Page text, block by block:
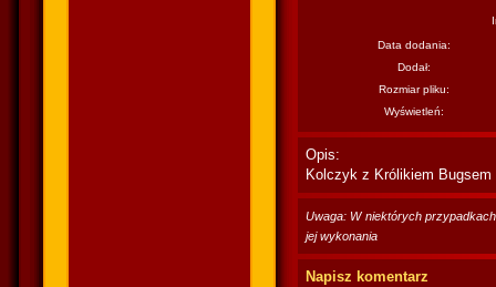
Data dodania:
Dodał:
Rozmiar pliku:
Wyświetleń:
Opis:
Kolczyk z Królikiem Bugsem
Uwaga: W niektórych
jej wykonania
Napisz komentarz